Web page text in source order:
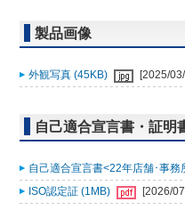
製品画像
外観写真 (45KB) [2025/
自己適合宣言書・証明
自己適合宣言書<22年店舗･事務
ISO認定証 (1MB)
[2026/